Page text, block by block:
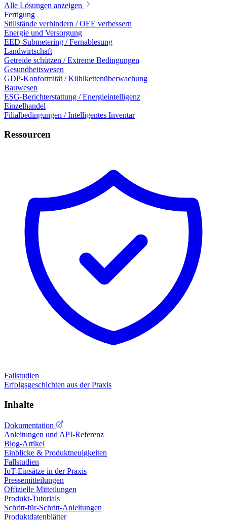
Alle Lösungen anzeigen
Fertigung
Stillstände verhindern / OEE verbessern
Energie und Versorgung
EED-Submetering / Fernablesung
Landwirtschaft
Getreide schützen / Extreme Bedingungen
Gesundheitswesen
GDP-Konformität / Kühlkettenüberwachung
Bauwesen
ESG-Berichterstattung / Energieintelligenz
Einzelhandel
Filialbedingungen / Intelligentes Inventar
Ressourcen
Fallstudien
Erfolgsgeschichten aus der Praxis
Inhalte
Dokumentation
Anleitungen und API-Referenz
Blog-Artikel
Einblicke & Produktneuigkeiten
Fallstudien
IoT-Einsätze in der Praxis
Pressemitteilungen
Offizielle Mitteilungen
Produkt-Tutorials
Schritt-für-Schritt-Anleitungen
Produktdatenblätter